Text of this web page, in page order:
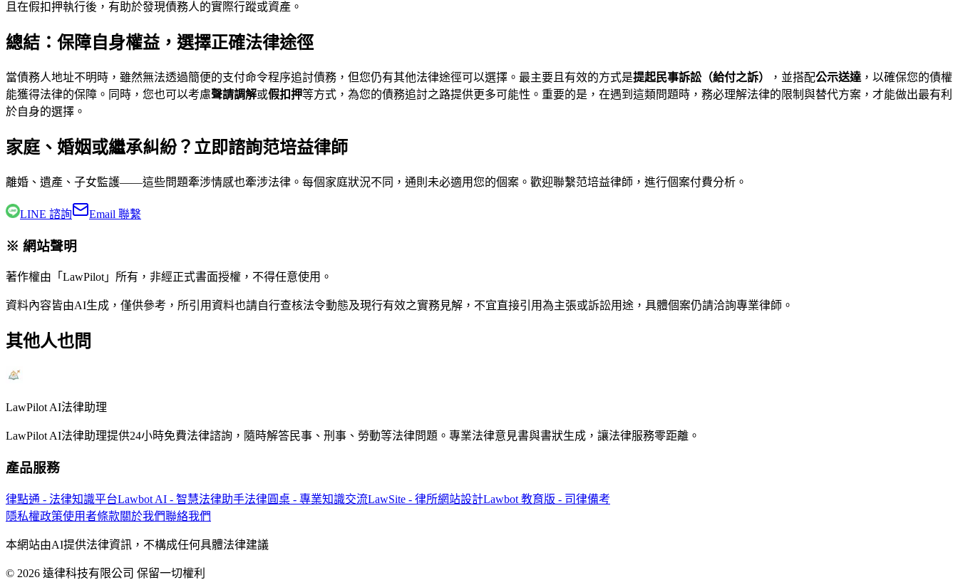
且在假扣押執行後，有助於發現債務人的實際行蹤或資產。
總結：保障自身權益，選擇正確法律途徑
當債務人地址不明時，雖然無法透過簡便的支付命令程序追討債務，但您仍有其他法律途徑可以選擇。最主要且有效的方式是提起民事訴訟（給付之訴） ，並搭配公示送達 ，以確保您的債權
能獲得法律的保障。同時，您也可以考慮聲請調解或假扣押等方式，為您的債務追討之路提供更多可能性。重要的是，在遇到這類問題時，務必理解法律的限制與替代方案，才能做出最有利
於自身的選擇。
家庭、婚姻或繼承糾紛？立即諮詢范培益律師
離婚、遺產、子女監護——這些問題牽涉情感也牽涉法律。每個家庭狀況不同，通則未必適用您的個案。歡迎聯繫范培益律師 ，進行個案付費分析。
LINE 諮詢 Email 聯繫
※ 網站聲明
著作權由「LawPilot」所有，非經正式書面授權，不得任意使用。
資料內容皆由AI生成，僅供參考，所引用資料也請自行查核法令動態及現行有效之實務見解，不宜直接引用為主張或訴訟用途，具體個案仍請洽詢專業律師。
其他人也問
LawPilot AI法律助理
LawPilot AI法律助理提供24小時免費法律諮詢，隨時解答民事、刑事、勞動等法律問題。專業法律意見書與書狀生成，讓法律服務零距離。
產品服務
律點通 - 法律知識平台Lawbot AI - 智慧法律助手法律圓桌 - 專業知識交流LawSite - 律所網站設計Lawbot 教育版 - 司律備考
隱私權政策使用者條款關於我們聯絡我們
本網站由AI提供法律資訊，不構成任何具體法律建議
© 2026 遠律科技有限公司 保留一切權利